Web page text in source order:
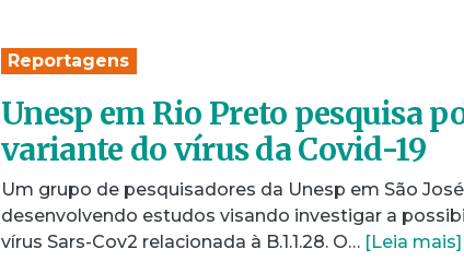
Reportagens
Unesp em Rio Preto pesquisa
variante do vírus da Covid-19
Um grupo de pesquisadores da Unesp em São
desenvolvendo estudos visando investigar a
vírus Sars-Cov2 relacionada à B.1.1.28. O… [Leia mais]